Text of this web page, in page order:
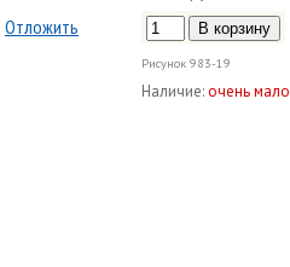
Отложить
Рисунок 983-19
Наличие:очень мало